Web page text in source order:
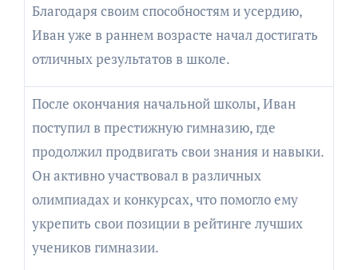
Благодаря своим способностям и усердию,
Иван уже в раннем возрасте начал достигать
отличных результатов в школе.
После окончания начальной школы, Иван
поступил в престижную гимназию, где
продолжил продвигать свои знания и навыки.
Он активно участвовал в различных
олимпиадах и конкурсах, что помогло ему
укрепить свои позиции в рейтинге лучших
учеников гимназии.